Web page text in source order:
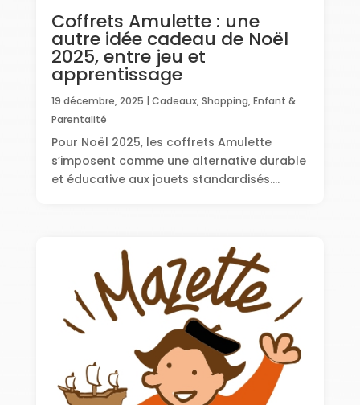
Coffrets Amulette : une
autre idée cadeau de Noël
2025, entre jeu et
apprentissage
19 décembre, 2025 | Cadeaux, Shopping,Enfant &
Parentalité
Pour Noël 2025, les coffrets Amulette
s’imposent comme une alternative durable
et éducative aux jouets standardisés....